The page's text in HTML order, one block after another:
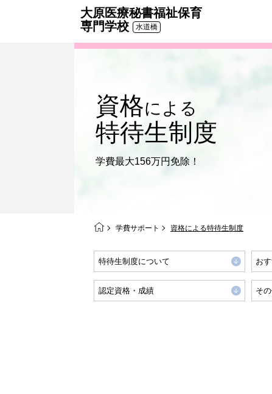
大原医療秘書福祉保育
専門学校
水道橋
資格による
特待生制度
学費最大156万円免除！
学費サポート 資格による特待生制度
特待生制度について お
認定資格・成績 そ